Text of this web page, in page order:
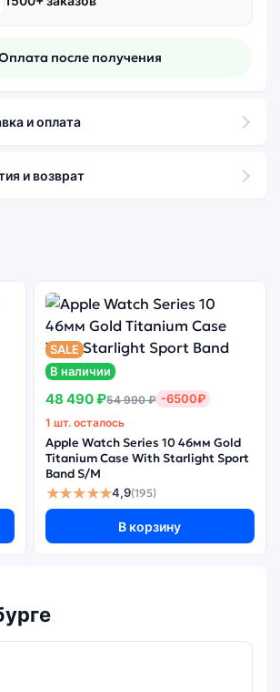
после получения
и оплата
и возврат
SALE
В наличии
48 490 ₽54 990 ₽ -6500₽
1 шт. осталось
Apple Watch Series 10 46мм Gold
Titanium Case With Starlight Sport
Band S/M
★★★★★4,9(195)
В корзину